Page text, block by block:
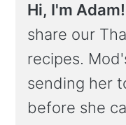
Hi, I'm Adam!
share our
recipes.
sending her
before she